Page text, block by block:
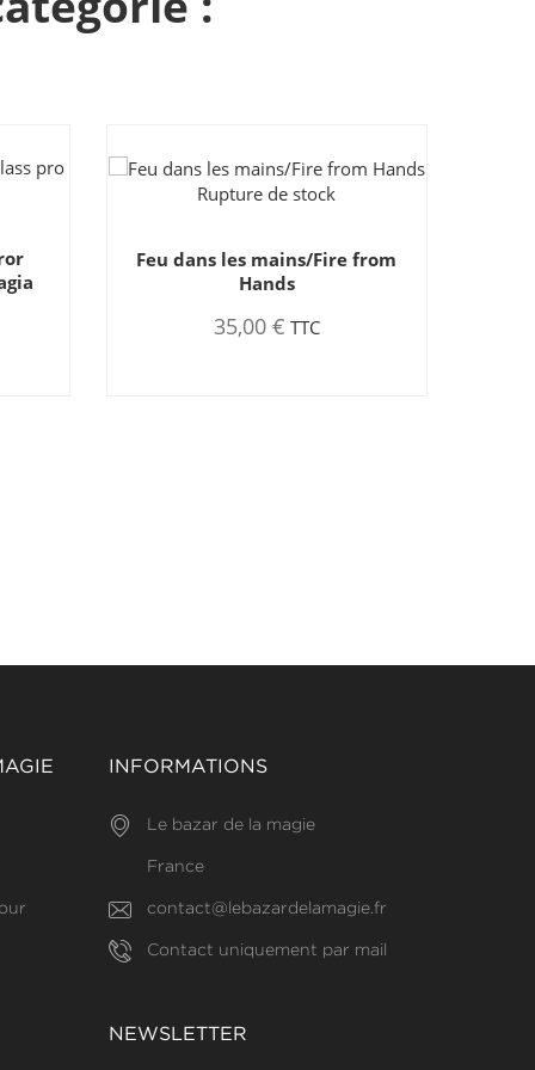
Rupture de stock
EFESTO
INFORMATIONS
Le bazar de la magie
France
contact@lebazardelamagie.fr
Contact uniquement par mail
NEWSLETTER